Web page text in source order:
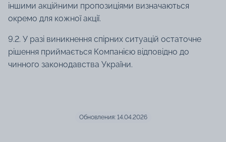
іншими акційними пропозиціями визначаються
окремо для кожної акції.
9.2. У разі виникнення спірних ситуацій остаточне
рішення приймається Компанією відповідно до
чинного законодавства України.
Обновления: 14.04.2026